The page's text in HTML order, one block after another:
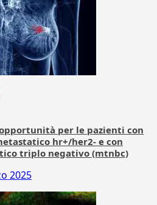
per le pazienti con
hr+/her2- e con
triplo negativo (mtnbc)
2025